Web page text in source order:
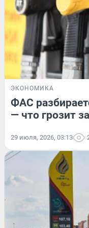
ЭКОНОМИКА
ФАС
— что грозит
29 июля, 2026, 03:13